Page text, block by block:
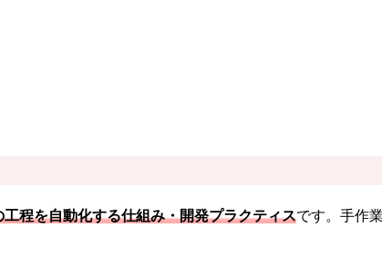
程を自動化する仕組み・開発プラクティスです。手作